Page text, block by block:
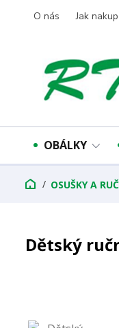
O nás Jak
OBÁLKY
OSUŠKY A
Dětský